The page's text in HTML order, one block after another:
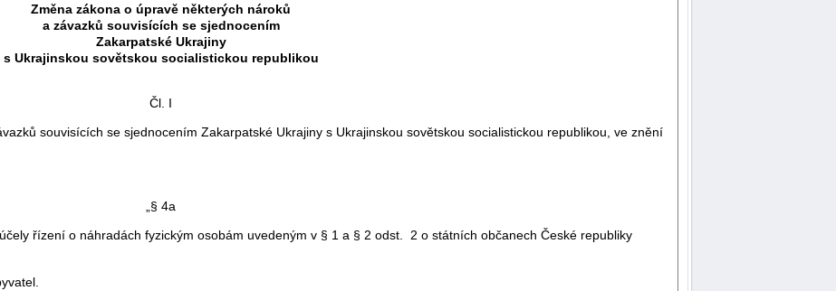
Změna zákona o úpravě některých nároků
a závazků souvisících se sjednocením
Zakarpatské Ukrajiny
s Ukrajinskou sovětskou socialistickou republikou
Čl. I
souvisících se sjednocením Zakarpatské Ukrajiny s Ukrajinskou sovětskou socialistickou republikou, ve znění
„§ 4a
řízení o náhradách fyzickým osobám uvedeným v § 1 a § 2 odst. 2 o státních občanech České republiky